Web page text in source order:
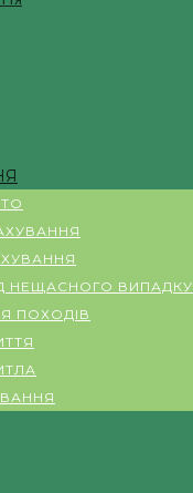
НЕЩАСНОГО ВИПАДКУ
ПОХОДІВ